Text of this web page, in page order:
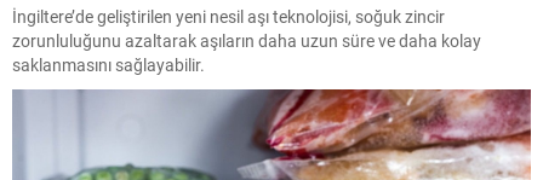
İngiltere’de geliştirilen yeni nesil aşı teknolojisi, soğuk zincir
zorunluluğunu azaltarak aşıların daha uzun süre ve daha kolay
saklanmasını sağlayabilir.